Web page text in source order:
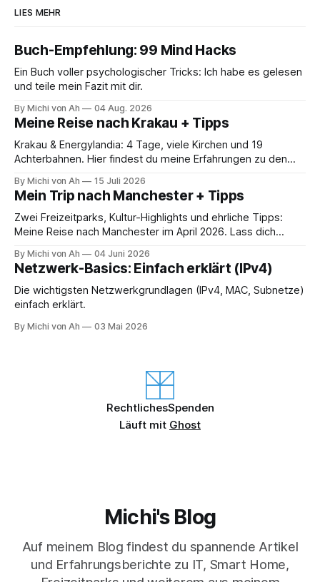
LIES MEHR
Buch-Empfehlung: 99 Mind Hacks
Ein Buch voller psychologischer Tricks: Ich habe es gelesen
und teile mein Fazit mit dir.
By Michi von Ah 04 Aug. 2026
Meine Reise nach Krakau + Tipps
Krakau & Energylandia: 4 Tage, viele Kirchen und 19
Achterbahnen. Hier findest du meine Erfahrungen zu den
By Michi von Ah 15 Juli 2026
Mein Trip nach Manchester + Tipps
Zwei Freizeitparks, Kultur-Highlights und ehrliche Tipps:
Meine Reise nach Manchester im April 2026. Lass dich
By Michi von Ah 04 Juni 2026
Netzwerk-Basics: Einfach erklärt (IPv4)
Die wichtigsten Netzwerkgrundlagen (IPv4, MAC, Subnetze)
einfach erklärt.
By Michi von Ah 03 Mai 2026
RechtlichesSpenden
Läuft mit Ghost
Michi's Blog
Auf meinem Blog findest du spannende Artikel
und Erfahrungsberichte zu IT, Smart Home,